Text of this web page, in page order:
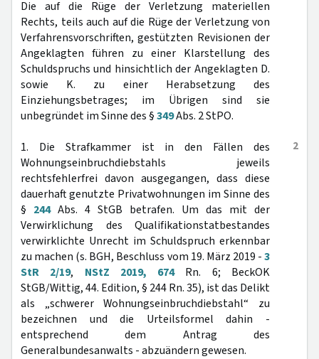
Die auf die Rüge der Verletzung materiellen
Rechts, teils auch auf die Rüge der Verletzung von
Verfahrensvorschriften, gestützten Revisionen der
Angeklagten führen zu einer Klarstellung des
Schuldspruchs und hinsichtlich der Angeklagten D.
sowie K. zu einer Herabsetzung des
Einziehungsbetrages; im Übrigen sind sie
unbegründet im Sinne des §349Abs. 2 StPO.
2
1. Die Strafkammer ist in den Fällen des
Wohnungseinbruchdiebstahls jeweils
rechtsfehlerfrei davon ausgegangen, dass diese
dauerhaft genutzte Privatwohnungen im Sinne des
§ 244Abs. 4 StGB betrafen. Um das mit der
Verwirklichung des Qualifikationstatbestandes
verwirklichte Unrecht im Schuldspruch erkennbar
zu machen (s. BGH, Beschluss vom 19. März 2019 -3
StR 2/19, NStZ 2019, 674Rn. 6; BeckOK
StGB/Wittig, 44. Edition, § 244 Rn. 35), ist das Delikt
als „schwerer Wohnungseinbruchdiebstahl“ zu
bezeichnen und die Urteilsformel dahin -
entsprechend dem Antrag des
Generalbundesanwalts - abzuändern gewesen.